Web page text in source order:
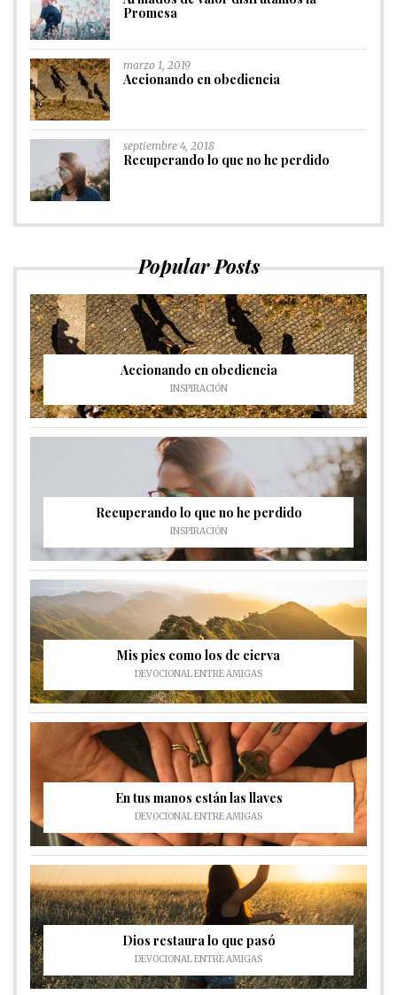
Promesa
marzo 1, 2019
Accionando en obediencia
septiembre 4, 2018
Recuperando lo que no he perdido
Popular Posts
Accionando en obediencia
INSPIRACIÓN
Recuperando lo que no he perdido
INSPIRACIÓN
Mis pies como los de cierva
DEVOCIONAL ENTRE AMIGAS
En tus manos están las llaves
DEVOCIONAL ENTRE AMIGAS
Dios restaura lo que pasó
DEVOCIONAL ENTRE AMIGAS